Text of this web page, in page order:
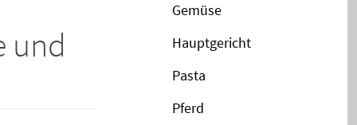
und
Gemüse
Hauptgericht
Pasta
Pferd